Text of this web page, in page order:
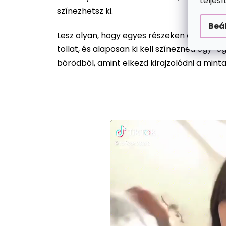
színezhetsz ki.
Lesz olyan, hogy egyes részeken csak
tollat, és alaposan ki kell színezned egy-
bőrödből, amint elkezd kirajzolódni a